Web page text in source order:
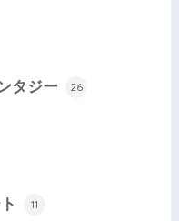
タジー 26
11